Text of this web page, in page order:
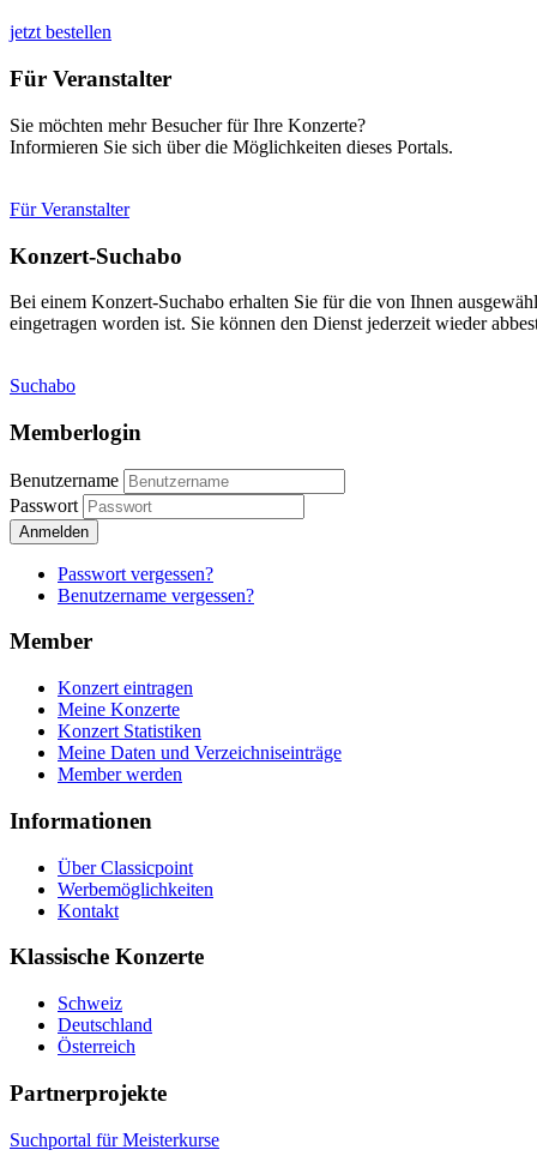
jetzt bestellen
Für Veranstalter
Sie möchten mehr Besucher für Ihre Konzerte?
Informieren Sie sich über die Möglichkeiten dieses Portals.
Für Veranstalter
Konzert-Suchabo
Bei einem Konzert-Suchabo erhalten Sie für die von Ihnen
eingetragen worden ist. Sie können den Dienst jederzeit wieder
Suchabo
Memberlogin
Benutzername
Passwort
Anmelden
Passwort vergessen?
Benutzername vergessen?
Member
Konzert eintragen
Meine Konzerte
Konzert Statistiken
Meine Daten und Verzeichniseinträge
Member werden
Informationen
Über Classicpoint
Werbemöglichkeiten
Kontakt
Klassische Konzerte
Schweiz
Deutschland
Österreich
Partnerprojekte
Suchportal für Meisterkurse